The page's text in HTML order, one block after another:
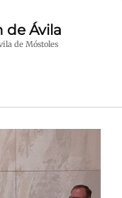
de Ávila
de Móstoles